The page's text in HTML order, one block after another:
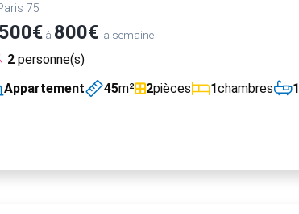
75
500€à 800€la semaine
2personne(s)
Appartement
45m² 2pièces 1chambres 1